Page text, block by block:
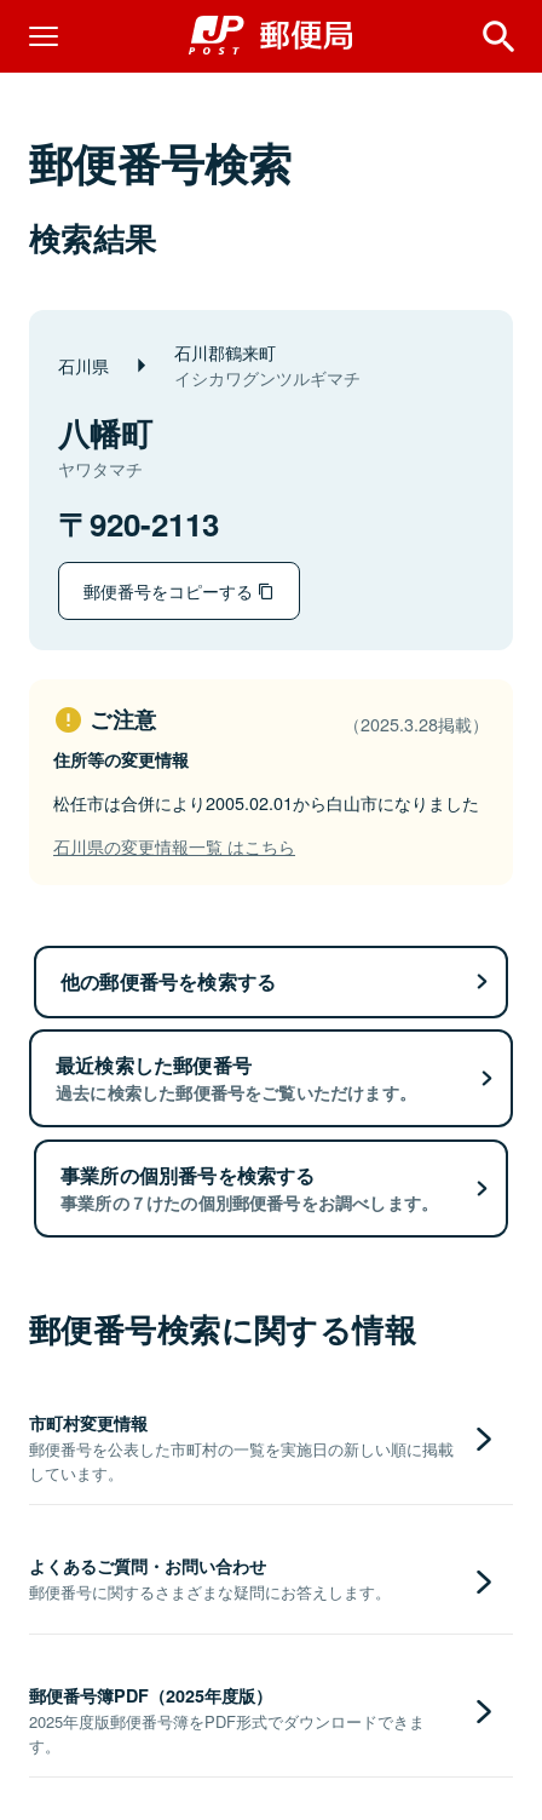
郵便番号検索
検索結果
石川県 石川郡鶴来町
イシカワグンツルギマチ
八幡町
ヤワタマチ
920-2113
郵便番号をコピーする
ご注意 （2025.3.28掲載）
住所等の変更情報
松任市は合併により2005.02.01から白山市になりました
石川県の変更情報一覧 はこちら
他の郵便番号を検索する
最近検索した郵便番号
過去に検索した郵便番号をご覧いただけます。
事業所の個別番号を検索する
事業所の７けたの個別郵便番号をお調べします。
郵便番号検索に関する情報
市町村変更情報
郵便番号を公表した市町村の一覧を実施日の新しい順に掲載
しています。
よくあるご質問・お問い合わせ
郵便番号に関するさまざまな疑問にお答えします。
郵便番号簿PDF（2025年度版）
2025年度版郵便番号簿をPDF形式でダウンロードできま
す。